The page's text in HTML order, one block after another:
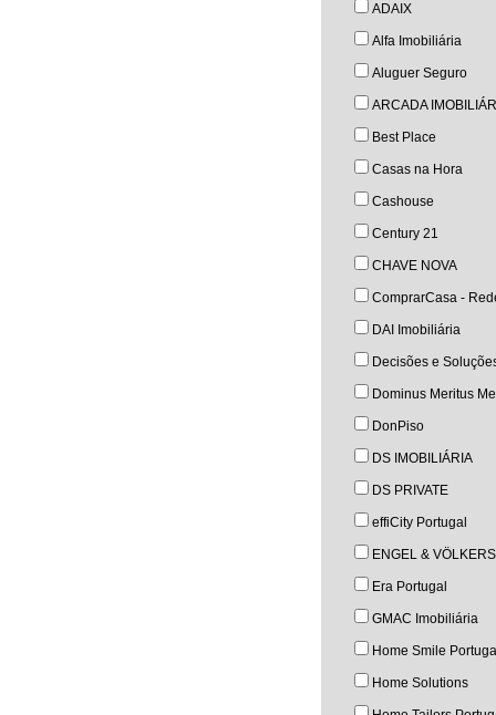
ADAIX
Alfa Imobiliária
Aluguer Seguro
ARCADA
Best Place
Casas na Hora
Cashouse
Century 21
CHAVE NOVA
ComprarCasa -
DAI Imobiliária
Decisões e
Dominus Meritus
DonPiso
DS IMOBILIÁRIA
DS PRIVATE
effiCity Portugal
ENGEL & VÖLKERS
Era Portugal
GMAC Imobiliária
Home Smile
Home Solutions